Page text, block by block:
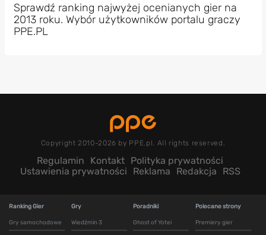
Sprawdź ranking najwyżej ocenianych gier na
2013 roku. Wybór użytkowników portalu graczy
PPE.PL
Copyright 2010-2026 by PPE.pl. All rights reserved.
Regulamin Kontakt Polityka prywatności
Ustawienia prywatności
Reklama Redakcja RSS
Ranking Gier
Gry samochodowe
Gry
Wiedźmin 3
Poradniki
Ghost of Yotei
Polecane strony
Premiery gier